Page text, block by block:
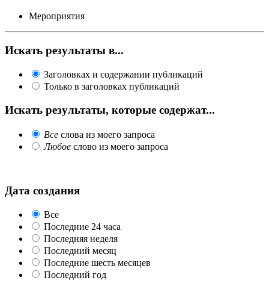
Мероприятия
Искать результаты в...
Заголовках и содержании публикаций
Только в заголовках публикаций
Искать результаты, которые содержат...
Все слова из моего запроса
Любое слово из моего запроса
Дата создания
Все
Последние 24 часа
Последняя неделя
Последний месяц
Последние шесть месяцев
Последний год